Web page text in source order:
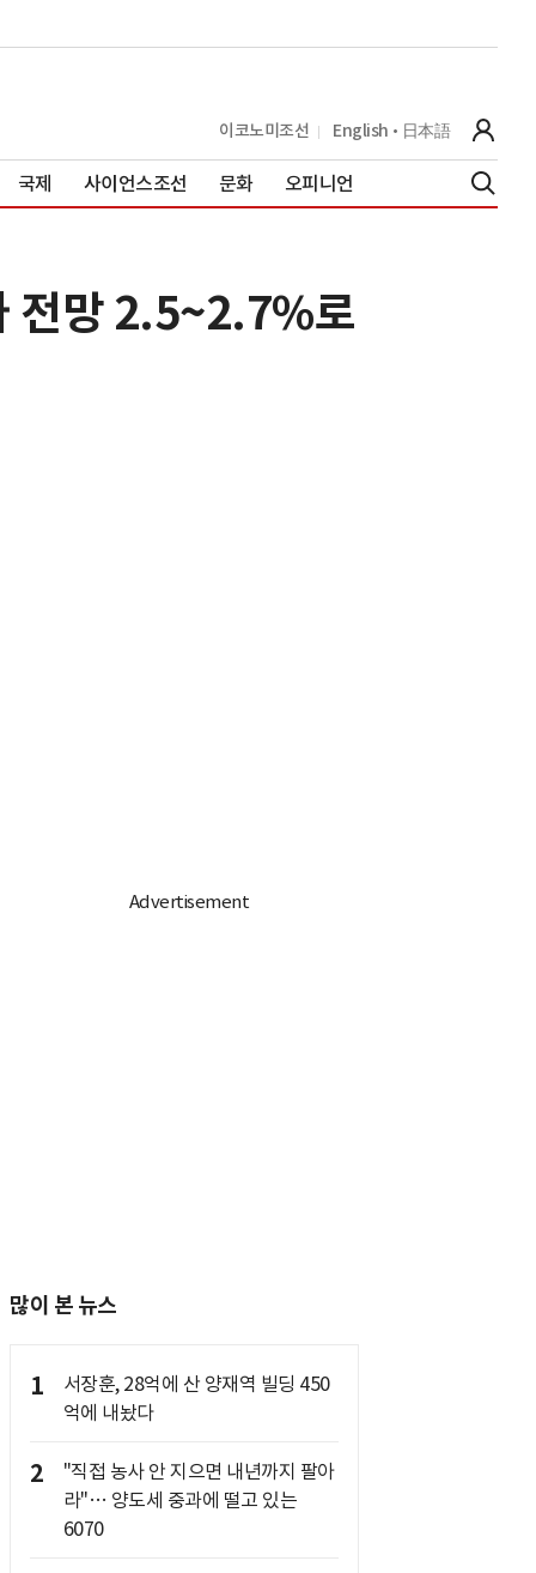
이코노미조선 English 日本語
국제 사이언스조선 문화 오피니언
전망 2.5~2.7%로
많이 본 뉴스
1
서장훈, 28억에 산 양재역 빌딩 450
억에 내놨다
2
"직접 농사 안 지으면 내년까지 팔아
라"… 양도세 중과에 떨고 있는
6070